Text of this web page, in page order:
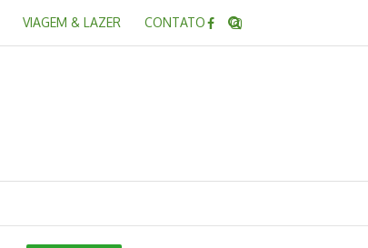
VIAGEM & LAZER CONTATO